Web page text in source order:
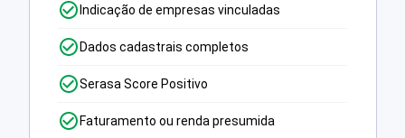
Indicação de empresas vinculadas
Dados cadastrais completos
Serasa Score Positivo
Faturamento ou renda presumida